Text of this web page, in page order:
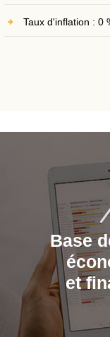
Taux d'inflation : 0
Base
et